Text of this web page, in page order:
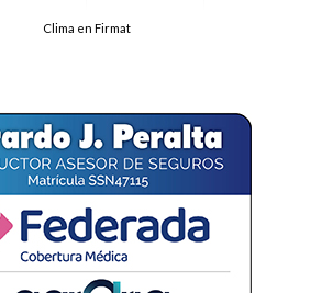
Clima en Firmat